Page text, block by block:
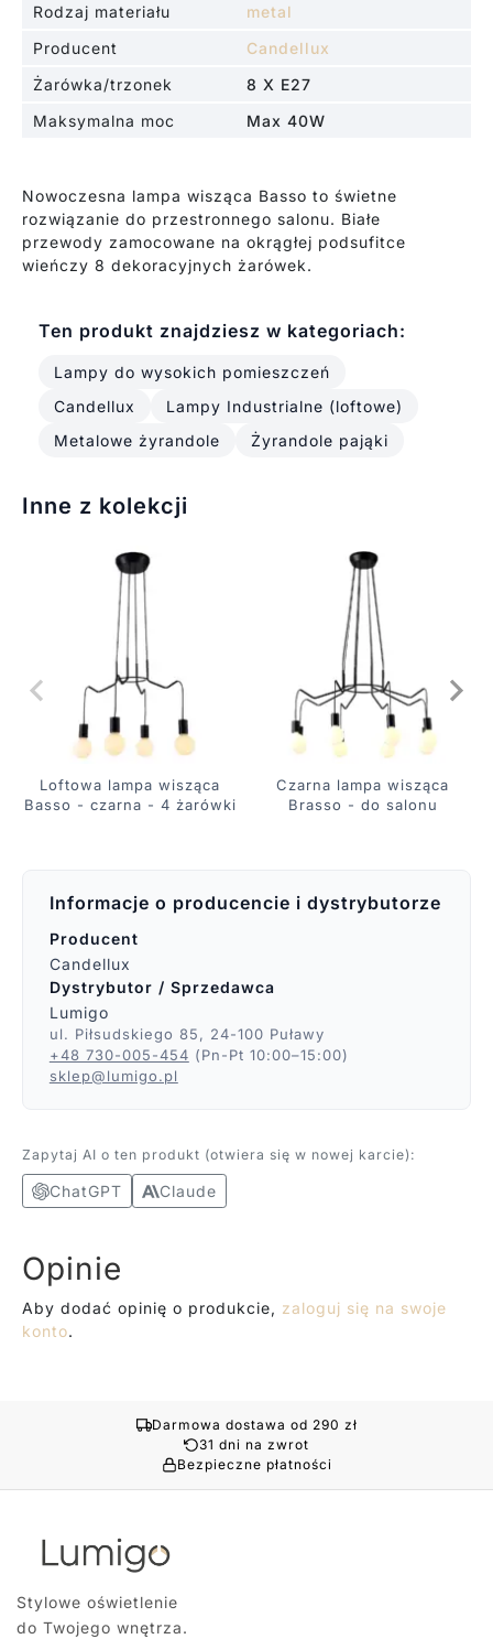
Rodzaj materiału
metal
Producent
Candellux
Żarówka/trzonek
8 X E27
Maksymalna moc
Max 40W
Nowoczesna lampa wisząca Basso to świetne
rozwiązanie do przestronnego salonu. Białe
przewody zamocowane na okrągłej podsufitce
wieńczy 8 dekoracyjnych żarówek.
Ten produkt znajdziesz w kategoriach:
Lampy do wysokich pomieszczeń
Candellux
Lampy Industrialne (loftowe)
Metalowe żyrandole
Żyrandole pająki
Inne z kolekcji
Loftowa lampa wisząca
Basso - czarna - 4 żarówki
Czarna lampa wisząca
Brasso - do salonu
Informacje o producencie i dystrybutorze
Producent
Candellux
Dystrybutor / Sprzedawca
Lumigo
ul. Piłsudskiego 85, 24-100 Puławy
+48 730-005-454 (Pn-Pt 10:00–15:00)
sklep@lumigo.pl
Zapytaj AI o ten produkt (otwiera się w nowej karcie):
ChatGPT Claude
Opinie
Aby dodać opinię o produkcie, zaloguj się na swoje
konto.
Darmowa dostawa od 290 zł
31 dni na zwrot
Bezpieczne płatności
Stylowe oświetlenie
do Twojego wnętrza.